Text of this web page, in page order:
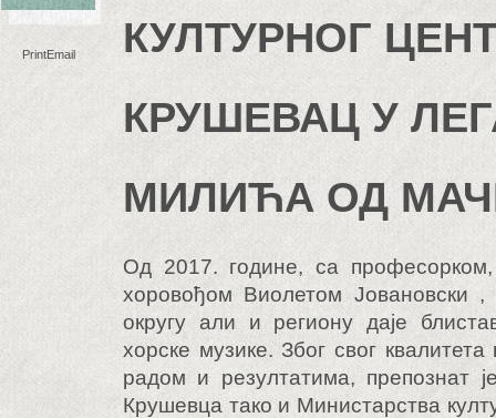
PrintEmail
КУЛТУРНОГ
КРУШЕВАЦ У
МИЛИЋА ОД
Од 2017. године, са
хоровођом Виолетом Јовановски ,
округу али и региону даје
хорске музике. Због свог
радом и резултатима, препознат
Крушевца тако и Министарства